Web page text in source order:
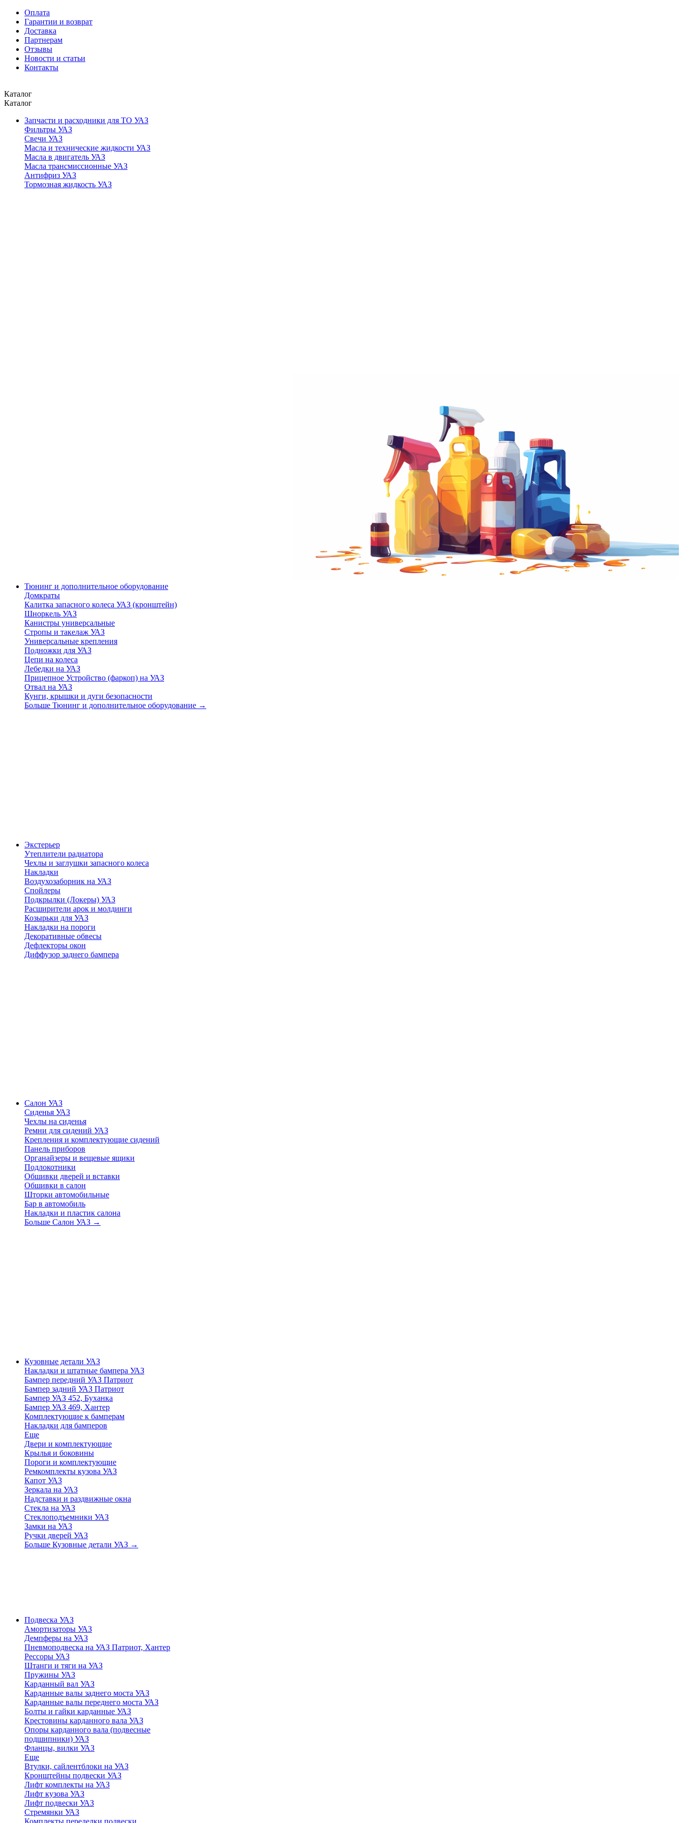
Оплата
Гарантии и возврат
Доставка
Партнерам
Отзывы
Новости и статьи
Контакты
Каталог
Каталог
Запчасти и расходники для ТО УАЗ
Фильтры УАЗ
Свечи УАЗ
Масла и технические жидкости УАЗ
Масла в двигатель УАЗ
Масла трансмиссионные УАЗ
Антифриз УАЗ
Тормозная жидкость УАЗ
Тюнинг и дополнительное оборудование
Домкраты
Калитка запасного колеса УАЗ (кронштейн)
Шноркель УАЗ
Канистры универсальные
Стропы и такелаж УАЗ
Универсальные крепления
Подножки для УАЗ
Цепи на колеса
Лебедки на УАЗ
Прицепное Устройство (фаркоп) на УАЗ
Отвал на УАЗ
Кунги, крышки и дуги безопасности
Больше Тюнинг и дополнительное оборудование →
Экстерьер
Утеплители радиатора
Чехлы и заглушки запасного колеса
Накладки
Воздухозаборник на УАЗ
Спойлеры
Подкрылки (Локеры) УАЗ
Расширители арок и молдинги
Козырьки для УАЗ
Накладки на пороги
Декоративные обвесы
Дефлекторы окон
Диффузор заднего бампера
Салон УАЗ
Сиденья УАЗ
Чехлы на сиденья
Ремни для сидений УАЗ
Крепления и комплектующие сидений
Панель приборов
Органайзеры и вещевые ящики
Подлокотники
Обшивки дверей и вставки
Обшивки в салон
Шторки автомобильные
Бар в автомобиль
Накладки и пластик салона
Больше Салон УАЗ →
Кузовные детали УАЗ
Накладки и штатные бампера УАЗ
Бампер передний УАЗ Патриот
Бампер задний УАЗ Патриот
Бампер УАЗ 452, Буханка
Бампер УАЗ 469, Хантер
Комплектующие к бамперам
Накладки для бамперов
Еще
Двери и комплектующие
Крылья и боковины
Пороги и комплектующие
Ремкомплекты кузова УАЗ
Капот УАЗ
Зеркала на УАЗ
Надставки и раздвижные окна
Стекла на УАЗ
Стеклоподъемники УАЗ
Замки на УАЗ
Ручки дверей УАЗ
Больше Кузовные детали УАЗ →
Подвеска УАЗ
Амортизаторы УАЗ
Демпферы на УАЗ
Пневмоподвеска на УАЗ Патриот, Хантер
Рессоры УАЗ
Штанги и тяги на УАЗ
Пружины УАЗ
Карданный вал УАЗ
Карданные валы заднего моста УАЗ
Карданные валы переднего моста УАЗ
Болты и гайки карданные УАЗ
Крестовины карданного вала УАЗ
Опоры карданного вала (подвесные
подшипники) УАЗ
Фланцы, вилки УАЗ
Еще
Втулки, сайлентблоки на УАЗ
Кронштейны подвески УАЗ
Лифт комплекты на УАЗ
Лифт кузова УАЗ
Лифт подвески УАЗ
Стремянки УАЗ
Комплекты переделки подвески